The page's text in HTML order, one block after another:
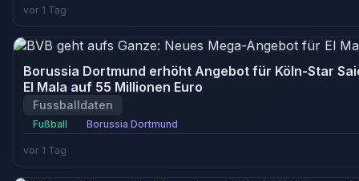
vor 1 Tag
Borussia Dortmund erhöht Angebot für Köln-Star
El Mala auf 55 Millionen Euro
Fussballdaten
Fußball Borussia Dortmund
vor 1 Tag